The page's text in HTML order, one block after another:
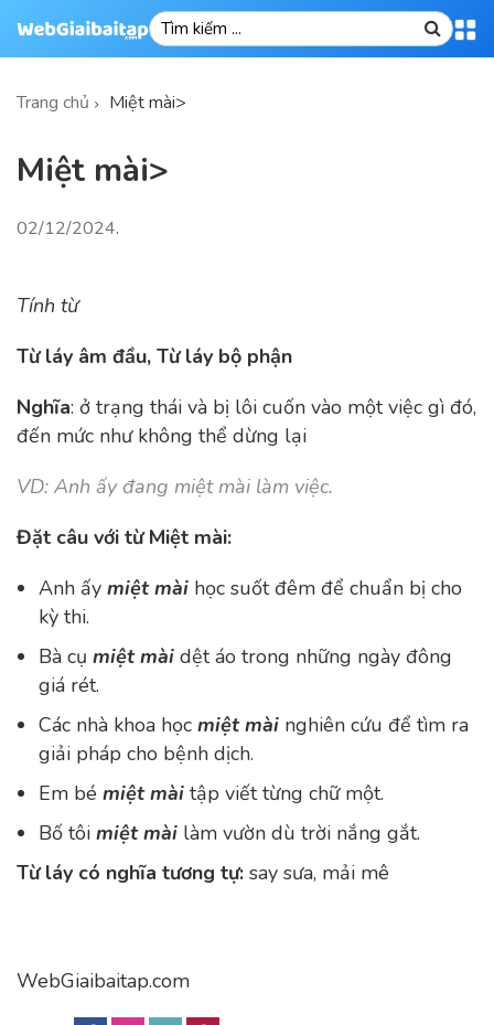
Trang chủ Miệt mài>
Miệt mài>
02/12/2024.
Tính từ
Từ láy âm đầu, Từ láy bộ phận
Nghĩa: ở trạng thái và bị lôi cuốn vào một việc gì đó,
đến mức như không thể dừng lại
VD: Anh ấy đang miệt mài làm việc.
Đặt câu với từ Miệt mài:
Anh ấy miệt mài học suốt đêm để chuẩn bị cho
kỳ thi.
Bà cụ miệt mài dệt áo trong những ngày đông
giá rét.
Các nhà khoa học miệt mài nghiên cứu để tìm ra
giải pháp cho bệnh dịch.
Em bé miệt mài tập viết từng chữ một.
Bố tôi miệt mài làm vườn dù trời nắng gắt.
Từ láy có nghĩa tương tự: say sưa, mải mê
WebGiaibaitap.com